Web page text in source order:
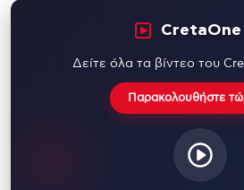
CretaOne
Δείτε όλα τα βίντεο του
Παρακολουθήστε